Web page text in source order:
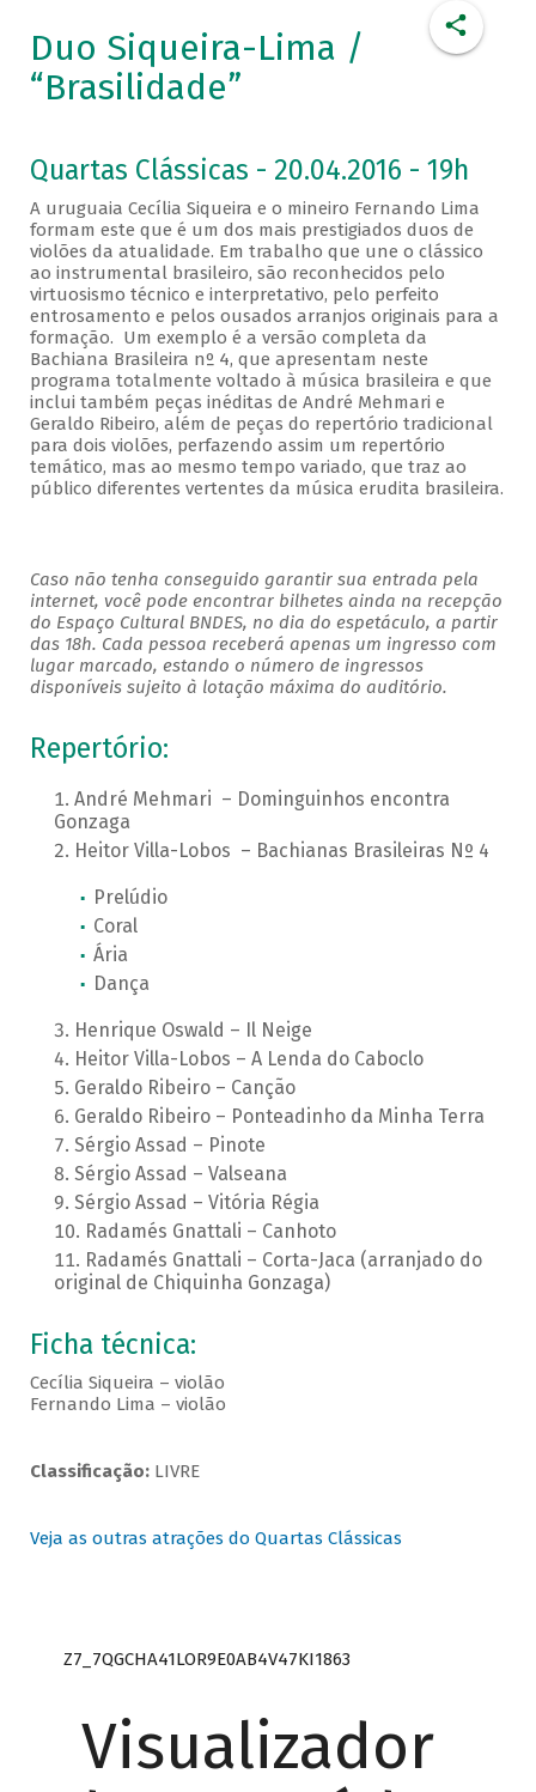
Duo Siqueira-Lima /
“Brasilidade”
Quartas Clássicas - 20.04.2016 - 19h
A uruguaia Cecília Siqueira e o mineiro Fernando Lima
formam este que é um dos mais prestigiados duos de
violões da atualidade. Em trabalho que une o clássico
ao instrumental brasileiro, são reconhecidos pelo
virtuosismo técnico e interpretativo, pelo perfeito
entrosamento e pelos ousados arranjos originais para a
formação. Um exemplo é a versão completa da
Bachiana Brasileira nº 4, que apresentam neste
programa totalmente voltado à música brasileira e que
inclui também peças inéditas de André Mehmari e
Geraldo Ribeiro, além de peças do repertório tradicional
para dois violões, perfazendo assim um repertório
temático, mas ao mesmo tempo variado, que traz ao
público diferentes vertentes da música erudita brasileira.
Caso não tenha conseguido garantir sua entrada pela
internet, você pode encontrar bilhetes ainda na recepção
do Espaço Cultural BNDES, no dia do espetáculo, a partir
das 18h. Cada pessoa receberá apenas um ingresso com
lugar marcado, estando o número de ingressos
disponíveis sujeito à lotação máxima do auditório.
Repertório:
André Mehmari – Dominguinhos encontra
Gonzaga
Heitor Villa-Lobos – Bachianas Brasileiras Nº 4
Prelúdio
Coral
Ária
Dança
Henrique Oswald – Il Neige
Heitor Villa-Lobos – A Lenda do Caboclo
Geraldo Ribeiro – Canção
Geraldo Ribeiro – Ponteadinho da Minha Terra
Sérgio Assad – Pinote
Sérgio Assad – Valseana
Sérgio Assad – Vitória Régia
Radamés Gnattali – Canhoto
Radamés Gnattali – Corta-Jaca (arranjado do
original de Chiquinha Gonzaga)
Ficha técnica:
Cecília Siqueira – violão
Fernando Lima – violão
Classificação:LIVRE
Veja as outras atrações do Quartas Clássicas
Z7_7QGCHA41LOR9E0AB4V47KI1863
Visualizador